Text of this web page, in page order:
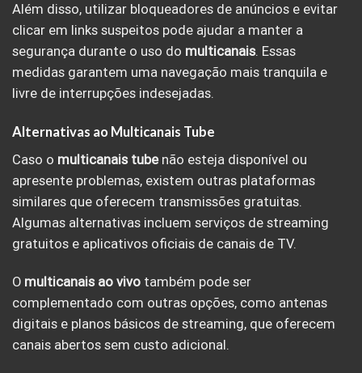
Além disso, utilizar bloqueadores de anúncios e evitar
clicar em links suspeitos pode ajudar a manter a
segurança durante o uso do multicanais. Essas
medidas garantem uma navegação mais tranquila e
livre de interrupções indesejadas.
Alternativas ao Multicanais Tube
Caso o multicanais tubenão esteja disponível ou
apresente problemas, existem outras plataformas
similares que oferecem transmissões gratuitas.
Algumas alternativas incluem serviços de streaming
gratuitos e aplicativos oficiais de canais de TV.
O multicanais ao vivo também pode ser
complementado com outras opções, como antenas
digitais e planos básicos de streaming, que oferecem
canais abertos sem custo adicional.